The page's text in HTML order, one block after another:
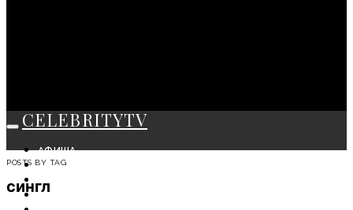
CELEBRITYTV
АФИША
СОБЫТИЯ
КРАСОТА
МОДА
POSTS BY TAG
сингл